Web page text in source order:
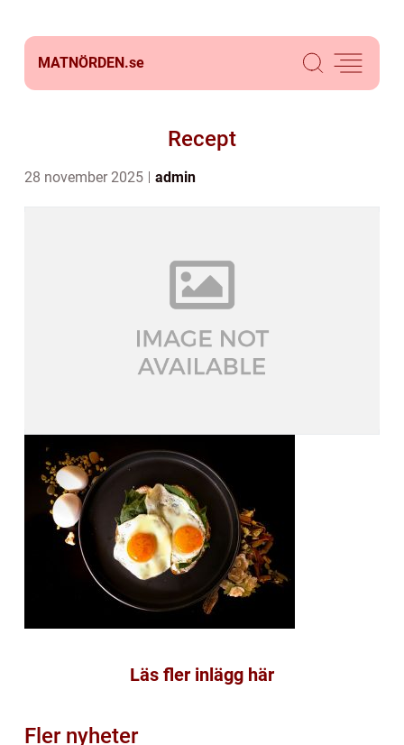
MATNÖRDEN.se
Recept
28 november 2025 admin
Läs fler inlägg här
Fler nyheter